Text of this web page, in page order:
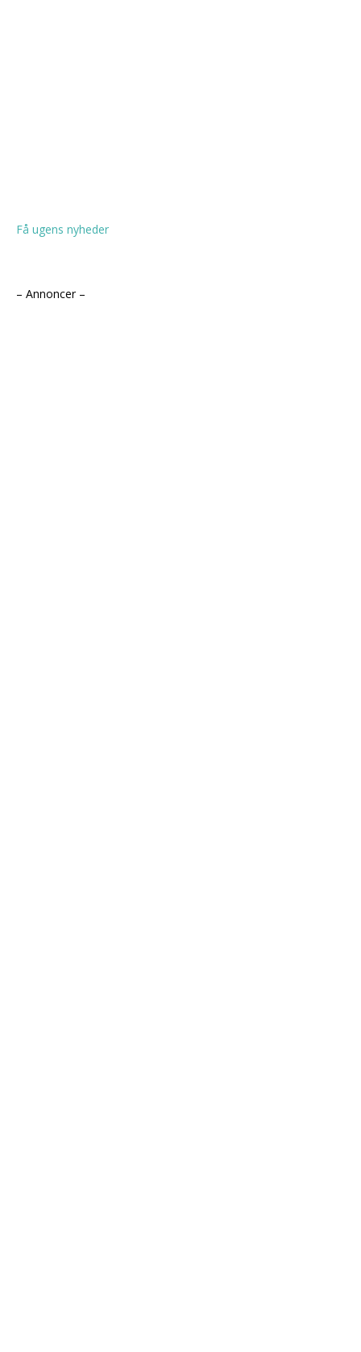
Få ugens nyheder
– Annoncer –